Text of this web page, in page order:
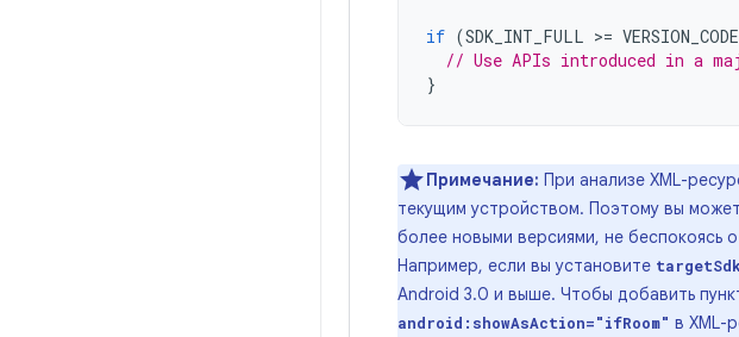
if (SDK_INT_FULL >=
// Use APIs introduced in a
}
Примечание: При анализе XML-
текущим устройством. Поэтому вы
более новыми версиями, не беспокоясь
Например, если вы установите
Android 3.0 и выше. Чтобы добавить
android:showAsAction="ifRoom" в XML-